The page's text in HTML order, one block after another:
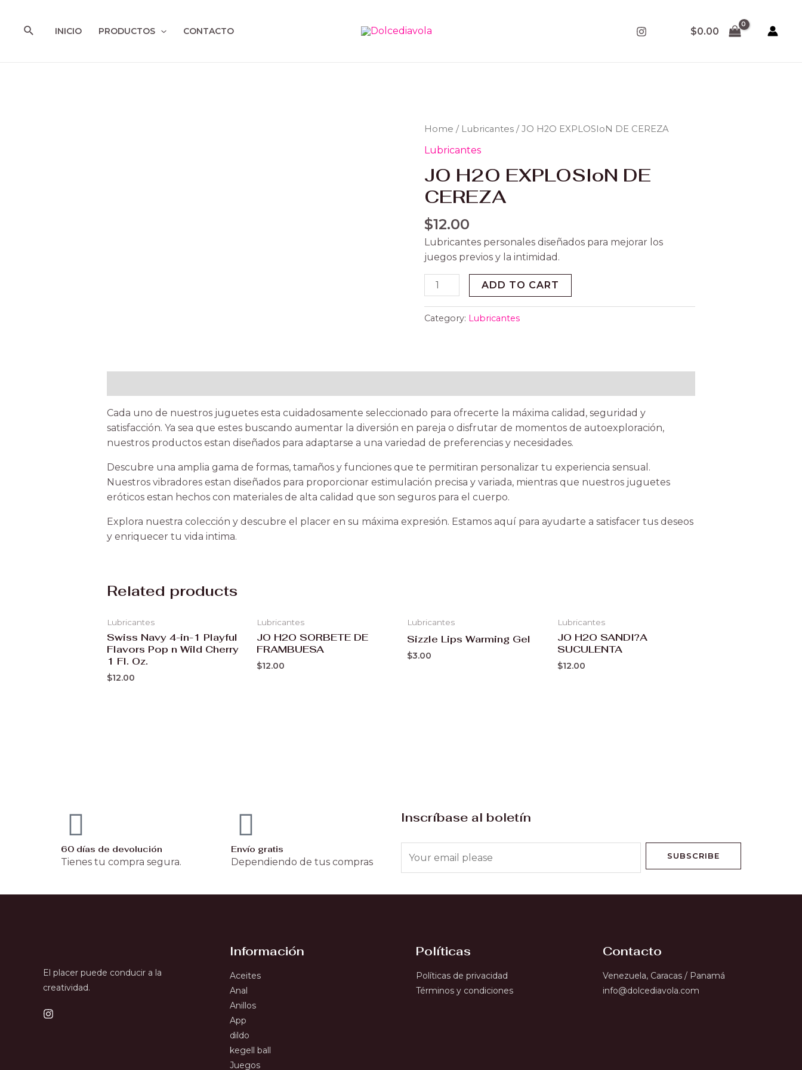
contenido
BuscarINICIO PRODUCTOS CONTACTO $0.00
Home / Lubricantes / JO H2O EXPLOSIoN DE CEREZA
Lubricantes
JO H2O EXPLOSIoN DE
CEREZA
$12.00
Lubricantes personales diseñados para mejorar los
juegos previos y la intimidad.
JO
H2O
DE
CEREZA
quantity
ADD TO CART
Category: Lubricantes
Cada uno de nuestros juguetes esta cuidadosamente seleccionado para ofrecerte la máxima calidad, seguridad y
satisfacción. Ya sea que estes buscando aumentar la diversión en pareja o disfrutar de momentos de autoexploración,
nuestros productos estan diseñados para adaptarse a una variedad de preferencias y necesidades.
Descubre una amplia gama de formas, tamaños y funciones que te permitiran personalizar tu experiencia sensual.
Nuestros vibradores estan diseñados para proporcionar estimulación precisa y variada, mientras que nuestros juguetes
eróticos estan hechos con materiales de alta calidad que son seguros para el cuerpo.
Explora nuestra colección y descubre el placer en su máxima expresión. Estamos aquí para ayudarte a satisfacer tus deseos
y enriquecer tu vida intima.
Related products
Lubricantes
Swiss Navy 4-in-1 Playful
Flavors Pop n Wild Cherry
1 Fl. Oz.
$12.00
Lubricantes
JO H2O SORBETE DE
FRAMBUESA
$12.00
Lubricantes
Sizzle Lips Warming Gel
$3.00
Lubricantes
JO H2O SANDI?A
SUCULENTA
$12.00
60 días de devolución
Tienes tu compra segura.
Envío gratis
Dependiendo de tus compras
Inscríbase al boletín
SUBSCRIBE
El placer puede conducir a la
creatividad.
Información
Aceites
Anal
Anillos
App
dildo
kegell ball
Juegos
Políticas
Políticas de privacidad
Términos y condiciones
Contacto
Venezuela, Caracas / Panamá
info@dolcediavola.com